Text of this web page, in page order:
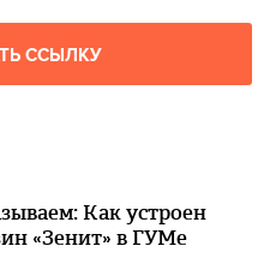
ССЫЛКУ
Как устроен
«Зенит» в ГУМе